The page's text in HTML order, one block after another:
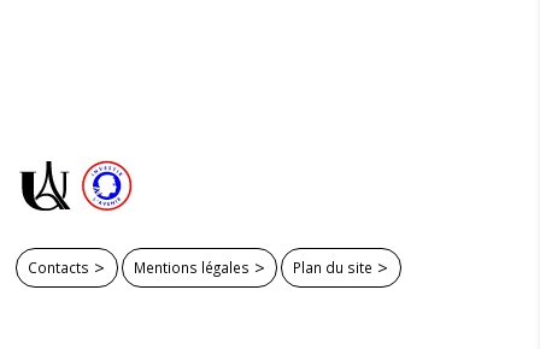
Contacts Mentions légales Plan du site